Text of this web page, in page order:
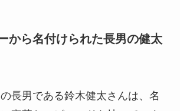
から名付けられた長男の健太
長男である鈴木健太さんは、名